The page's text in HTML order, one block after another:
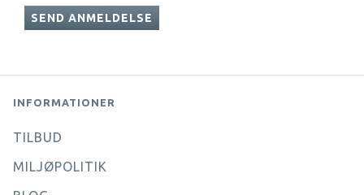
SEND ANMELDELSE
INFORMATIONER
TILBUD
MILJØPOLITIK